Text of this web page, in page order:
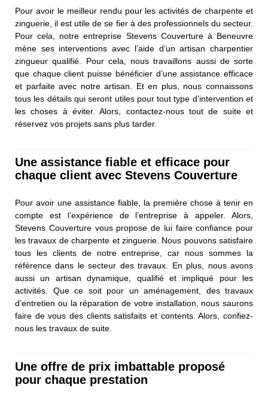
Pour avoir le meilleur rendu pour les activités de charpente et
zinguerie, il est utile de se fier à des professionnels du secteur.
Pour cela, notre entreprise Stevens Couverture à Beneuvre
mène ses interventions avec l’aide d’un artisan charpentier
zingueur qualifié. Pour cela, nous travaillons aussi de sorte
que chaque client puisse bénéficier d’une assistance efficace
et parfaite avec notre artisan. Et en plus, nous connaissons
tous les détails qui seront utiles pour tout type d’intervention et
les choses à éviter. Alors, contactez-nous tout de suite et
réservez vos projets sans plus tarder.
Une assistance fiable et efficace pour
chaque client avec Stevens Couverture
Pour avoir une assistance fiable, la première chose à tenir en
compte est l’expérience de l’entreprise à appeler. Alors,
Stevens Couverture vous propose de lui faire confiance pour
les travaux de charpente et zinguerie. Nous pouvons satisfaire
tous les clients de notre entreprise, car nous sommes la
référence dans le secteur des travaux. En plus, nous avons
aussi un artisan dynamique, qualifié et impliqué pour les
activités. Que ce soit pour un aménagement, des travaux
d’entretien ou la réparation de votre installation, nous saurons
faire de vous des clients satisfaits et contents. Alors, confiez-
nous les travaux de suite.
Une offre de prix imbattable proposé
pour chaque prestation